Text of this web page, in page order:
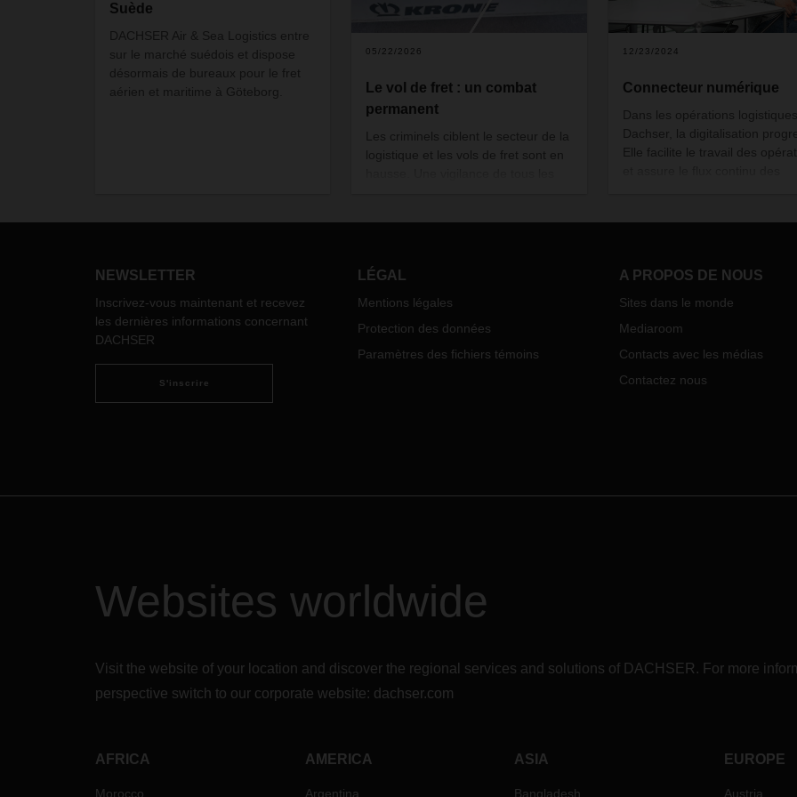
Suède
DACHSER Air & Sea Logistics entre
sur le marché suédois et dispose
désormais de bureaux pour le fret
aérien et maritime à Göteborg.
05/22/2026
Le vol de fret : un combat
permanent
Les criminels ciblent le secteur de la
logistique et les vols de fret sont en
chargements directs chez les
solide et des formations régulières,
DACHSER assure une protection
12/23/2024
Connecteur numérique
Dans les opérations
Dachser, la digitalisation
Elle facilite le travail des
notes par des tablettes.
NEWSLETTER
Inscrivez-vous maintenant et recevez
les dernières informations concernant
DACHSER
S'inscrire
LÉGAL
Mentions légales
Protection des données
Paramètres des fichiers témoins
A PROPOS DE NOUS
Sites dans le monde
Mediaroom
Contacts avec les médias
Contactez nous
Websites worldwide
Visit the website of your location and discover the regional services and solutions of DACHSER. For more
perspective switch to our corporate website: dachser.com
AFRICA
Morocco
AMERICA
Argentina
ASIA
Bangladesh
EUROPE
Austria